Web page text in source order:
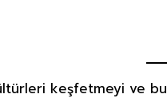
keşfetmeyi ve bu